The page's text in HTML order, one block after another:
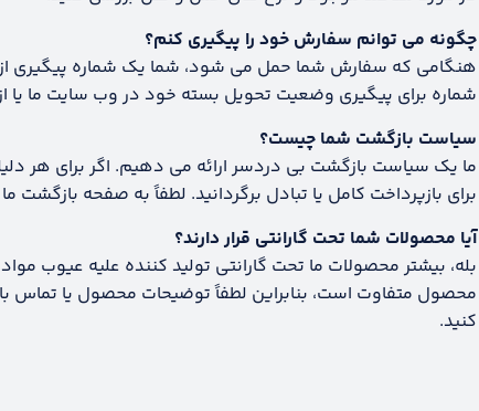
چگونه می توانم سفارش خود را پیگیری کنم؟
هنگامی که سفارش شما حمل می شود، شما یک شماره پیگیری از
شماره برای پیگیری وضعیت تحویل بسته خود در وب سایت ما یا
سیاست بازگشت شما چیست؟
برای بازپرداخت کامل یا تبادل برگردانید. لطفاً به صفحه
آیا محصولات شما تحت گارانتی قرار دارند؟
بله، بیشتر محصولات ما تحت گارانتی تولید کننده علیه عیوب
محصول متفاوت است، بنابراین لطفاً توضیحات محصول یا تماس
کنید.